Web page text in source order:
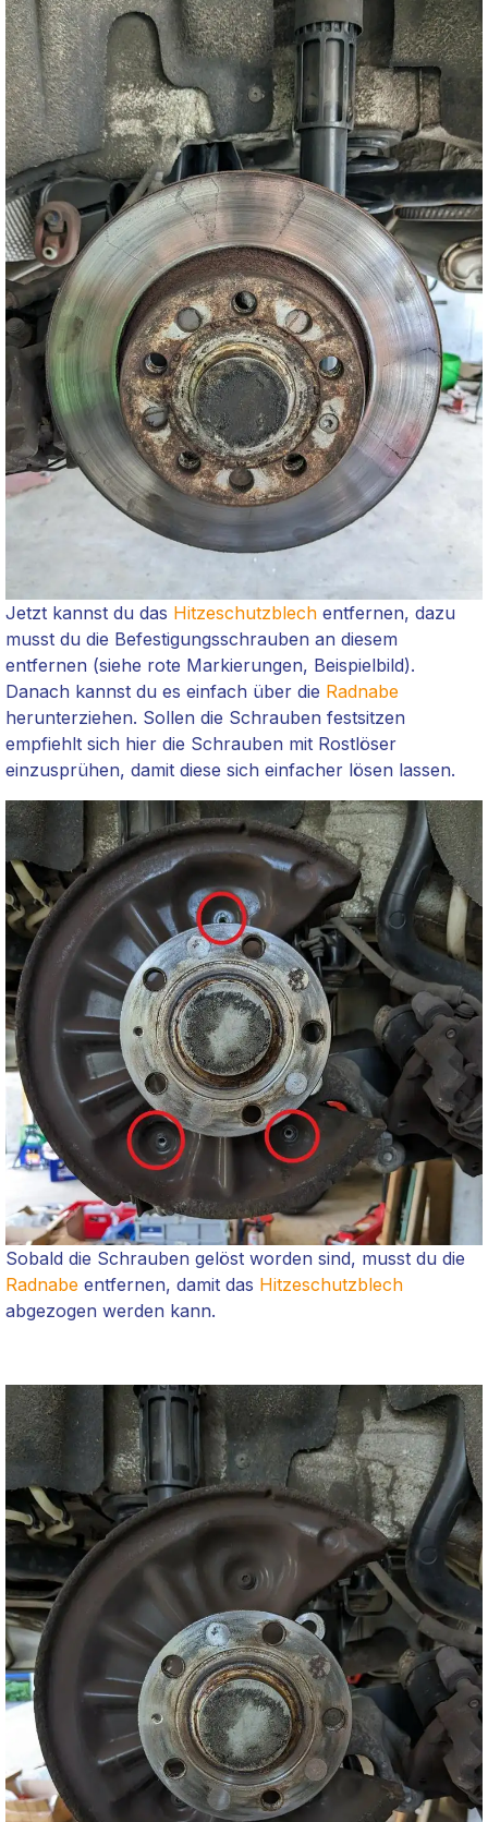
Jetzt kannst du das Hitzeschutzblech entfernen, dazu
musst du die Befestigungsschrauben an diesem
entfernen (siehe rote Markierungen, Beispielbild).
Danach kannst du es einfach über die Radnabe
herunterziehen. Sollen die Schrauben festsitzen
empfiehlt sich hier die Schrauben mit Rostlöser
einzusprühen, damit diese sich einfacher lösen lassen.
Sobald die Schrauben gelöst worden sind, musst du die
Radnabe entfernen, damit das Hitzeschutzblech
abgezogen werden kann.